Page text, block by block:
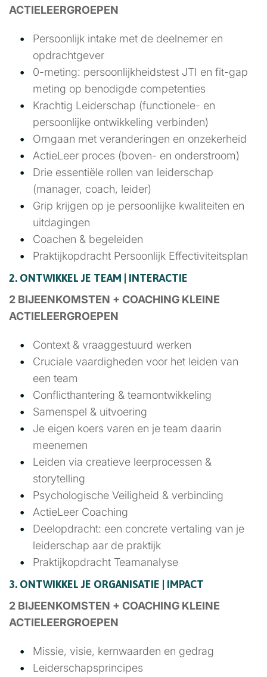
ACTIELEERGROEPEN
Persoonlijk intake met de deelnemer en
opdrachtgever
0-meting: persoonlijkheidstest JTI en fit-gap
meting op benodigde competenties
Krachtig Leiderschap (functionele- en
persoonlijke ontwikkeling verbinden)
Omgaan met veranderingen en onzekerheid
ActieLeer proces (boven- en onderstroom)
Drie essentiële rollen van leiderschap
(manager, coach, leider)
Grip krijgen op je persoonlijke kwaliteiten en
uitdagingen
Coachen & begeleiden
Praktijkopdracht Persoonlijk Effectiviteitsplan
2. ONTWIKKEL JE TEAM | INTERACTIE
2 BIJEENKOMSTEN + COACHING KLEINE
ACTIELEERGROEPEN
Context & vraaggestuurd werken
Cruciale vaardigheden voor het leiden van
een team
Conflicthantering & teamontwikkeling
Samenspel & uitvoering
Je eigen koers varen en je team daarin
meenemen
Leiden via creatieve leerprocessen &
storytelling
Psychologische Veiligheid & verbinding
ActieLeer Coaching
Deelopdracht: een concrete vertaling van je
leiderschap aar de praktijk
Praktijkopdracht Teamanalyse
3. ONTWIKKEL JE ORGANISATIE | IMPACT
2 BIJEENKOMSTEN + COACHING KLEINE
ACTIELEERGROEPEN
Missie, visie, kernwaarden en gedrag
Leiderschapsprincipes